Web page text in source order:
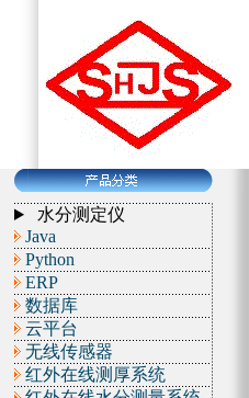
水分测定仪
Java
Python
ERP
数据库
云平台
无线传感器
红外在线测厚系统